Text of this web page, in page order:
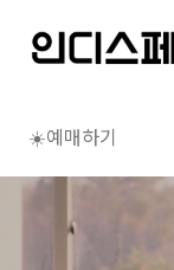
☀️예매하기